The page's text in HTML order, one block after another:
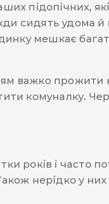
підопічних,
сидять удома й
мешкає
важко прожити
комуналку.
років і часто
нерідко у